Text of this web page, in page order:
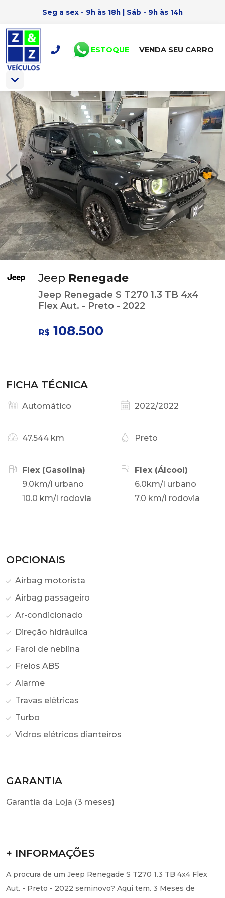
Seg a sex - 9h às 18h | Sáb - 9h às 14h
ESTOQUE VENDA SEU CARRO
Jeep Renegade
Jeep Renegade S T270 1.3 TB 4x4
Flex Aut. - Preto - 2022
R$ 108.500
FICHA TÉCNICA
Automático 2022/2022
47.544 km Preto
Flex (Gasolina)
9.0km/l urbano
10.0 km/l rodovia
Flex (Álcool)
6.0km/l urbano
7.0 km/l rodovia
OPCIONAIS
Airbag motorista
Airbag passageiro
Ar-condicionado
Direção hidráulica
Farol de neblina
Freios ABS
Alarme
Travas elétricas
Turbo
Vidros elétricos dianteiros
GARANTIA
Garantia da Loja (3 meses)
+ INFORMAÇÕES
A procura de um Jeep Renegade S T270 1.3 TB 4x4 Flex
Aut. - Preto - 2022 seminovo? Aqui tem. 3 Meses de